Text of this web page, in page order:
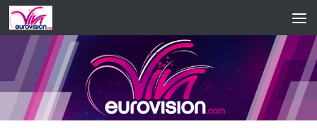
Saltar al contenido